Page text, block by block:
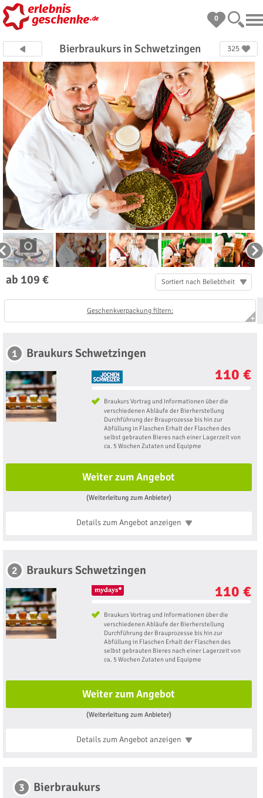
0
Bierbraukurs in Schwetzingen 325
ab 109 € Sortiert nach Beliebtheit
Geschenkverpackung filtern:
1 Braukurs Schwetzingen
110 €
Braukurs Vortrag und Informationen über die
verschiedenen Abläufe der Bierherstellung
Durchführung der Brauprozesse bis hin zur
Abfüllung in Flaschen Erhalt der Flaschen des
selbst gebrauten Bieres nach einer Lagerzeit von
ca. 5 Wochen Zutaten und Equipme
Weiter zum Angebot
(Weiterleitung zum Anbieter)
Details zum Angebotanzeigen
2 Braukurs Schwetzingen
110 €
Braukurs Vortrag und Informationen über die
verschiedenen Abläufe der Bierherstellung
Durchführung der Brauprozesse bis hin zur
Abfüllung in Flaschen Erhalt der Flaschen des
selbst gebrauten Bieres nach einer Lagerzeit von
ca. 5 Wochen Zutaten und Equipme
Weiter zum Angebot
(Weiterleitung zum Anbieter)
Details zum Angebotanzeigen
3 Bierbraukurs